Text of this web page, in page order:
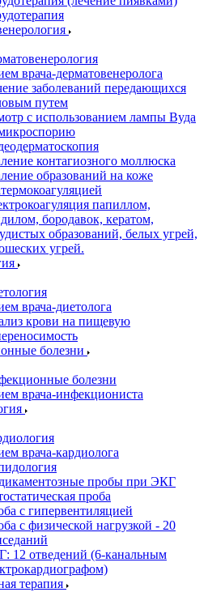
врача-дерматовенеролога
заболеваний передающихся
путем
с использованием лампы Вуда
контагиозного моллюска
образований на коже
папиллом,
бородавок, кератом,
образований, белых угрей,
угрей.
врача-диетолога
крови на пищевую
болезни
болезни
врача-инфекциониста
врача-кардиолога
пробы при ЭКГ
проба
с гипервентиляцией
с физической нагрузкой - 20
12 отведений (6-канальным
терапия